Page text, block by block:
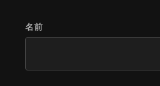
名前